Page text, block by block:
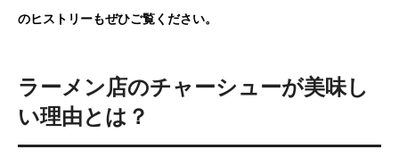
のヒストリーもぜひご覧ください。
ラーメン店のチャーシューが美味し
い理由とは？